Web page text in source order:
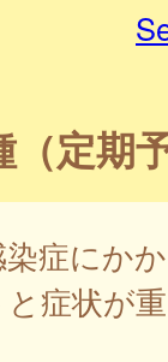
定期
症にか
症状が